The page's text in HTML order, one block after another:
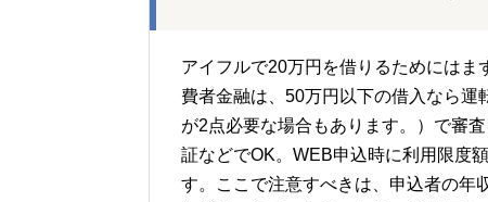
アイフルで20万円を借りるためには
費者金融は、50万円以下の借入なら
が2点必要な場合もあります。）で審
証などでOK。WEB申込時に利用限度
す。ここで注意すべきは、申込者の年